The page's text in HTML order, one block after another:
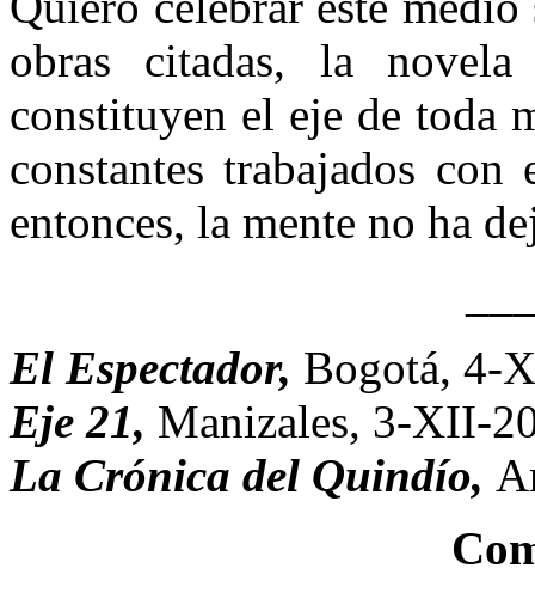
obras citadas, la
constituyen el eje de toda
constantes trabajados
entonces, la mente no ha
El Espectador, Bogotá, 4-
Eje 21, Manizales, 3-XII-
La Crónica del Quindío,